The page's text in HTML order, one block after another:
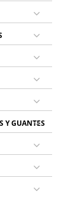
Y GUANTES